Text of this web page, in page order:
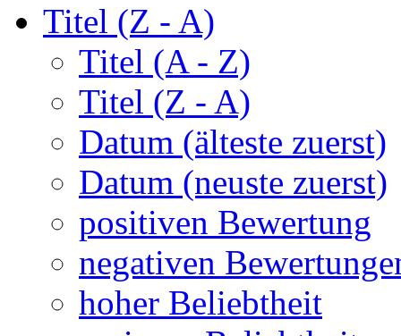
Titel (Z - A)
Titel (A - Z)
Titel (Z - A)
Datum (älteste zuerst)
Datum (neuste zuerst)
positiven Bewertung
negativen
hoher Beliebtheit